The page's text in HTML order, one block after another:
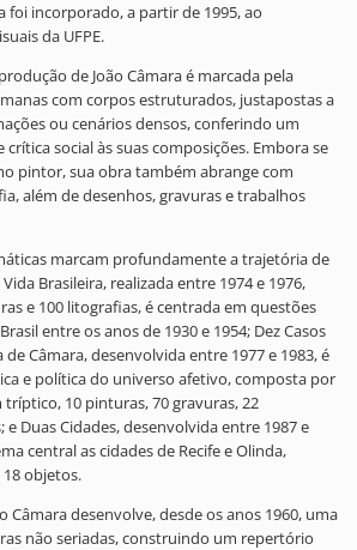
foi incorporado, a partir de 1995, ao
da UFPE.
de João Câmara é marcada pela
com corpos estruturados, justapostas a
ou cenários densos, conferindo um
social às suas composições. Embora se
pintor, sua obra também abrange com
além de desenhos, gravuras e trabalhos
marcam profundamente a trajetória de
Vida Brasileira, realizada entre 1974 e 1976,
e 100 litografias, é centrada em questões
entre os anos de 1930 e 1954; Dez Casos
Câmara, desenvolvida entre 1977 e 1983, é
e política do universo afetivo, composta por
10 pinturas, 70 gravuras, 22
Duas Cidades, desenvolvida entre 1987 e
central as cidades de Recife e Olinda,
objetos.
Câmara desenvolve, desde os anos 1960, uma
não seriadas, construindo um repertório